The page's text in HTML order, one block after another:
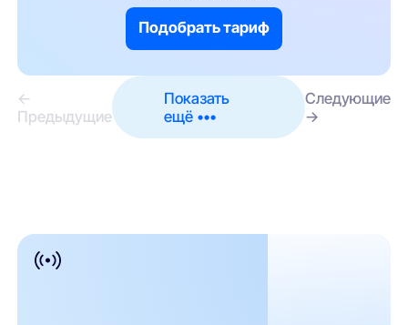
Подобрать тариф
←
Предыдущие
Показать
ещё •••
Следующие
→